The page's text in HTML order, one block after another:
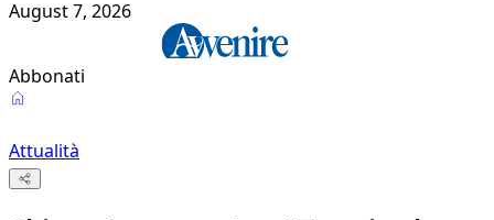
August 7, 2026
Abbonati
Attualità